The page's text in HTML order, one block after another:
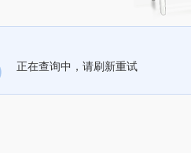
正在查询中，请刷新重试